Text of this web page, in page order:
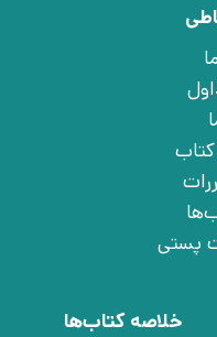
پستی
خلاصه کتاب‌ها